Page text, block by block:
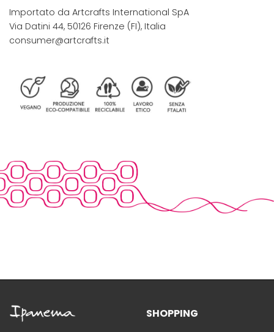
Importato da Artcrafts International SpA
Via Datini 44, 50126 Firenze (FI), Italia
consumer@artcrafts.it
SHOPPING